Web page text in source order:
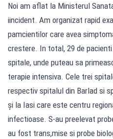
Noi am aflat la Ministerul
iincident. Am organizat rapid
pamcientilor care avea
crestere. In total, 29 de
spitale, unde puteau sa
terapie intensiva. Cele trei
respectiv spitalul din Barlad si
și la Iasi care este centru
infectioase. S-au preelevat
au fost trans,mise si probe